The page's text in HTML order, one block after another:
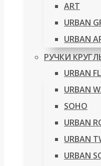
ART
URBAN
URBAN
РУЧКИ
URBAN
URBAN
SOHO
URBAN
URBAN
URBAN